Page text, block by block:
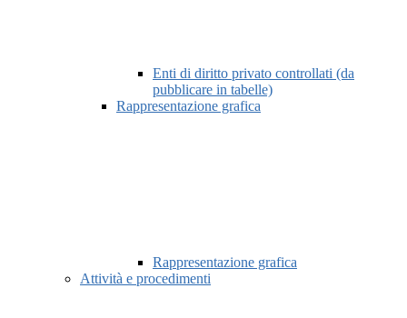
Enti di diritto privato controllati (da
pubblicare in tabelle)
Rappresentazione grafica
Rappresentazione grafica
Attività e procedimenti